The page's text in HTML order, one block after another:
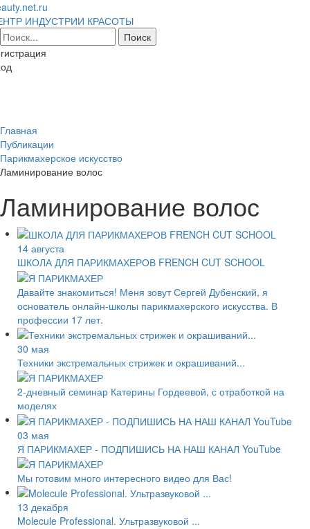
ИНДУСТРИИ КРАСОТЫ
Главная
Публикации
Парикмахерское искусство
Ламинирование волос
Ламинирование волос
14 августа
ШКОЛА ДЛЯ ПАРИКМАХЕРОВ FRENCH CUT SCHOOL
Давайте знакомиться! Меня зовут Сергей Дубенский, я
основатель онлайн-школы парикмахерского искусства. В
профессии 17 лет.
30 мая
Техники экстремальных стрижек и окрашиваний...
2-дневный семинар Катерины Гордеевой, с отработкой на
моделях
03 мая
Я ПАРИКМАХЕР - ПОДПИШИСЬ НА НАШ КАНАЛ YouTube
Мы готовим много интересного видео для Вас!
13 декабря
Molecule Professional. Ультразвуковой ...